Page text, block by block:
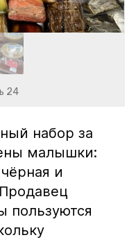
24
набор за
малышки:
и
пользуются